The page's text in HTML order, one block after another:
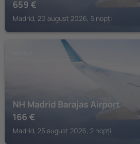
659 €
Madrid, 20 august 2026, 5 nopți
NH Madrid Barajas Airport
166 €
Madrid, 25 august 2026, 2 nopți